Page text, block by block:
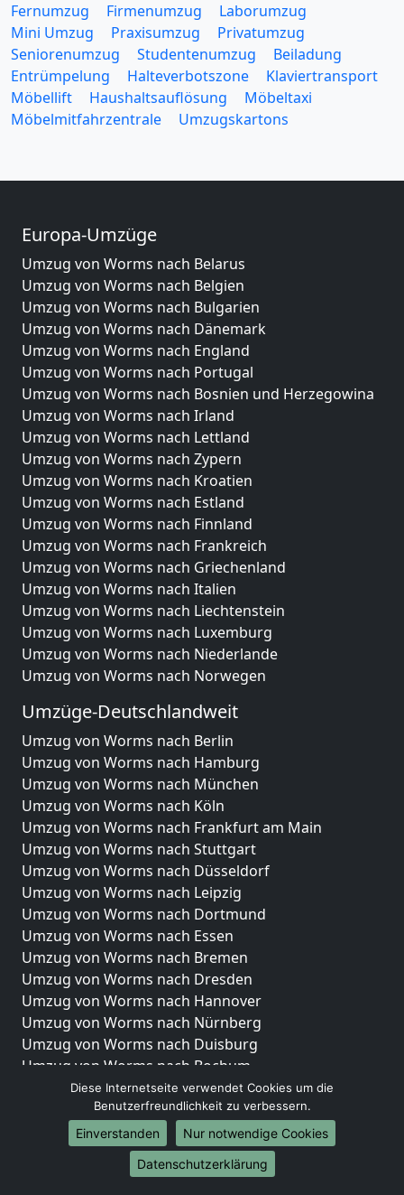
Fernumzug
Firmenumzug
Laborumzug
Mini Umzug
Praxisumzug
Privatumzug
Seniorenumzug
Studentenumzug
Beiladung
Entrümpelung
Halteverbotszone
Klaviertransport
Möbellift
Haushaltsauflösung
Möbeltaxi
Möbelmitfahrzentrale
Umzugskartons
Europa-Umzüge
Umzug von Worms nach Belarus
Umzug von Worms nach Belgien
Umzug von Worms nach Bulgarien
Umzug von Worms nach Dänemark
Umzug von Worms nach England
Umzug von Worms nach Portugal
Umzug von Worms nach Bosnien und Herzegowina
Umzug von Worms nach Irland
Umzug von Worms nach Lettland
Umzug von Worms nach Zypern
Umzug von Worms nach Kroatien
Umzug von Worms nach Estland
Umzug von Worms nach Finnland
Umzug von Worms nach Frankreich
Umzug von Worms nach Griechenland
Umzug von Worms nach Italien
Umzug von Worms nach Liechtenstein
Umzug von Worms nach Luxemburg
Umzug von Worms nach Niederlande
Umzug von Worms nach Norwegen
Umzüge-Deutschlandweit
Umzug von Worms nach Berlin
Umzug von Worms nach Hamburg
Umzug von Worms nach München
Umzug von Worms nach Köln
Umzug von Worms nach Frankfurt am Main
Umzug von Worms nach Stuttgart
Umzug von Worms nach Düsseldorf
Umzug von Worms nach Leipzig
Umzug von Worms nach Dortmund
Umzug von Worms nach Essen
Umzug von Worms nach Bremen
Umzug von Worms nach Dresden
Umzug von Worms nach Hannover
Umzug von Worms nach Nürnberg
Umzug von Worms nach Duisburg
Umzug von Worms nach Bochum
Umzug von Worms nach Wuppertal
Umzug von Worms nach Bielefeld
Umzug von Worms nach Bonn
Umzug von Worms nach Münster
Diese Internetseite verwendet Cookies um die
Benutzerfreundlichkeit zu verbessern.
Einverstanden
Nur notwendige Cookies
Datenschutzerklärung